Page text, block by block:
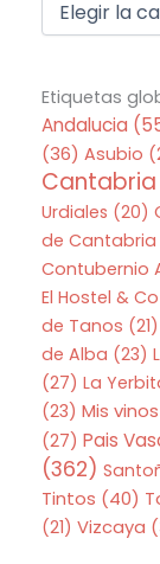
Etiquetas
Andalucia
(36) Asubio
Cantabria
Urdiales (20)
de Cantabria
Contubernio
El Hostel & Co
de Tanos (21)
de Alba (23)
(27) La
(23) Mis
(27) Pais
(362)
Tintos (40)
(21) Vizcaya